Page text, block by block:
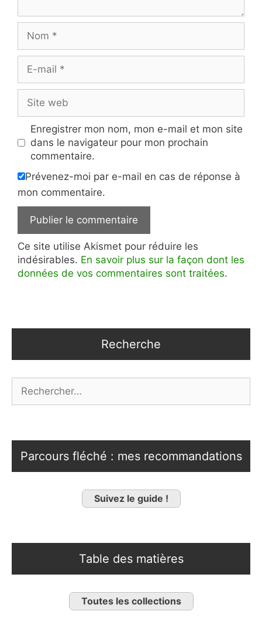
mail
web
Enregistrer mon nom, mon e-mail et mon site
dans le navigateur pour mon prochain
commentaire.
Prévenez-moi par e-mail en cas de réponse à
mon commentaire.
Ce site utilise Akismet pour réduire les
indésirables. En savoir plus sur la façon dont les
données de vos commentaires sont traitées.
Recherche
Parcours fléché : mes recommandations
Suivez le guide !
Table des matières
Toutes les collections